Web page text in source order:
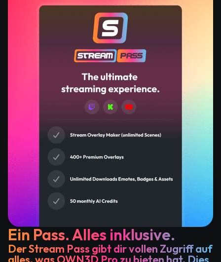
Ein Pass. Alles inklusive.
Der Stream Pass gibt dir vollen Zugriff auf